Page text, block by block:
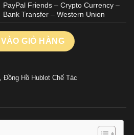
PayPal Friends – Crypto Currency –
Bank Transfer – Western Union
Bang King Gold Viền Gốm Xanh
GIỎ HÀNG
Đồng Hồ Hublot Chế Tác